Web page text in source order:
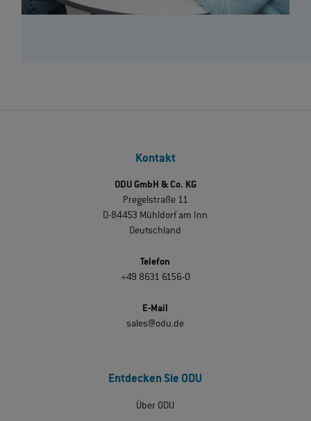
Kontakt
ODU GmbH & Co. KG
Pregelstraße 11
D-84453 Mühldorf am Inn
Deutschland
Telefon
+49 8631 6156-0
E-Mail
sales@odu.de
Entdecken Sie ODU
Über ODU